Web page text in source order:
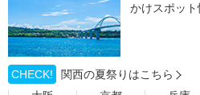
かけスポット
CHECK!
関西の夏祭りはこちら